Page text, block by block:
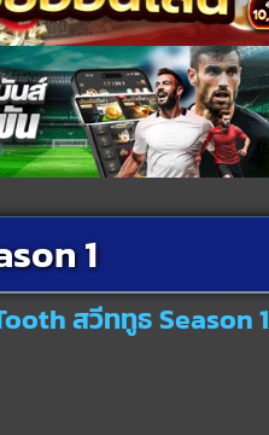
1
สวีททูธ Season 1